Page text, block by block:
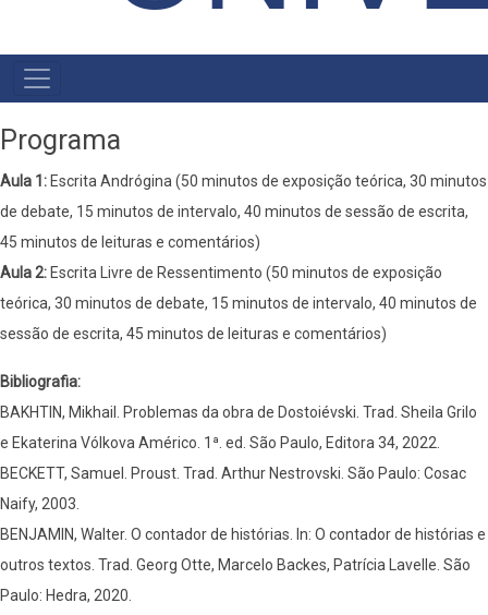
MENU
PRIMÁRIO
Programa
Aula 1: Escrita Andrógina (50 minutos de exposição teórica, 30 minutos
de debate, 15 minutos de intervalo, 40 minutos de sessão de escrita,
45 minutos de leituras e comentários)
Aula 2: Escrita Livre de Ressentimento (50 minutos de exposição
teórica, 30 minutos de debate, 15 minutos de intervalo, 40 minutos de
sessão de escrita, 45 minutos de leituras e comentários)
Bibliografia:
BAKHTIN, Mikhail. Problemas da obra de Dostoiévski. Trad. Sheila Grilo
e Ekaterina Vólkova Américo. 1ª. ed. São Paulo, Editora 34, 2022.
BECKETT, Samuel. Proust. Trad. Arthur Nestrovski. São Paulo: Cosac
Naify, 2003.
BENJAMIN, Walter. O contador de histórias. In: O contador de histórias e
outros textos. Trad. Georg Otte, Marcelo Backes, Patrícia Lavelle. São
Paulo: Hedra, 2020.